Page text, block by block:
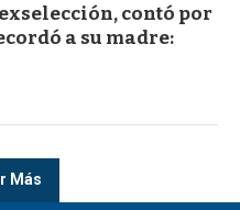
contó por
a su madre:
Más